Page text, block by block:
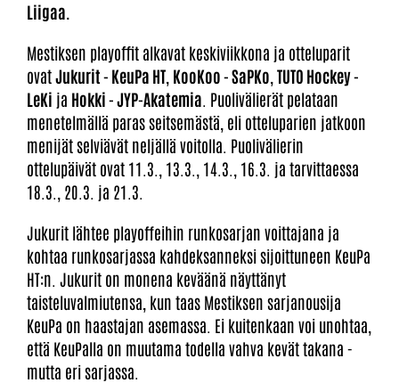
Liigaa.
Mestiksen playoffit alkavat keskiviikkona ja otteluparit
ovatJukurit - KeuPa HT KooKoo - SaPKo TUTO Hockey -
LeKi ja Hokki - JYP-Akatemia . Puolivälierät pelataan
menetelmällä paras seitsemästä, eli otteluparien jatkoon
menijät selviävät neljällä voitolla. Puolivälierin
ottelupäivät ovat 11.3., 13.3., 14.3., 16.3. ja tarvittaessa
18.3., 20.3. ja 21.3.
Jukurit lähtee playoffeihin runkosarjan voittajana ja
kohtaa runkosarjassa kahdeksanneksi sijoittuneen KeuPa
HT:n. Jukurit on monena keväänä näyttänyt
taisteluvalmiutensa, kun taas Mestiksen sarjanousija
KeuPa on haastajan asemassa. Ei kuitenkaan voi unohtaa,
että KeuPalla on muutama todella vahva kevät takana -
mutta eri sarjassa.